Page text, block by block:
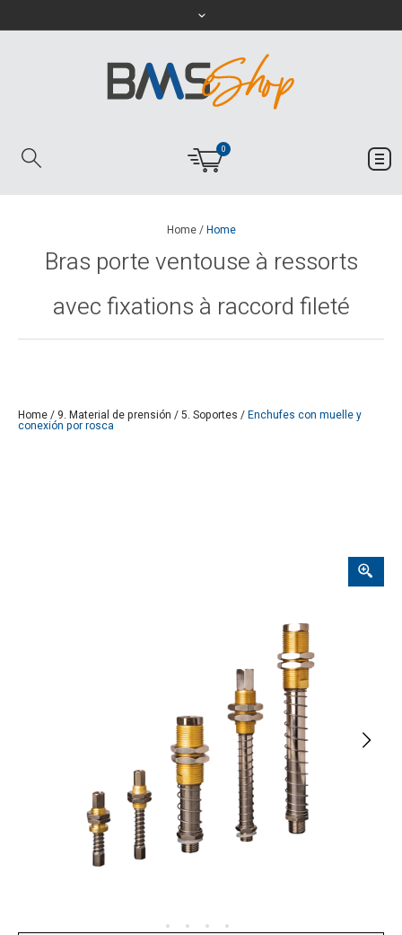
0
Home/Home
Bras porte ventouse à ressorts
avec fixations à raccord fileté
Home/ 9. Material de prensión /5. Soportes /Enchufes con muelle y
conexión por rosca